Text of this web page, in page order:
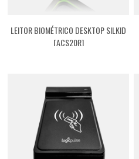
LEITOR BIOMÉTRICO DESKTOP SILKID
[ACS20R]